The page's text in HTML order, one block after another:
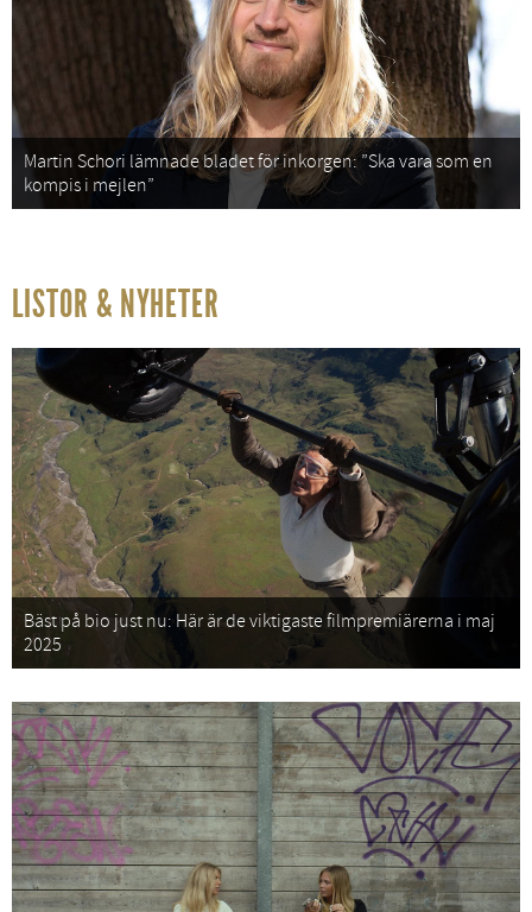
Martin Schori lämnade bladet för inkorgen: ”Ska vara som en
kompis i mejlen”
LISTOR & NYHETER
Bäst på bio just nu: Här är de viktigaste filmpremiärerna i maj
2025